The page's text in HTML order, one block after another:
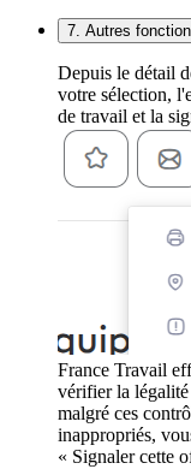
7. Autres
Depuis le détail
votre sélection,
de travail et la
France Travail
vérifier la
malgré ces
inappropriés,
« Signaler cette